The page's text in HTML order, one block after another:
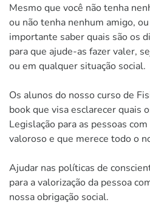
Mesmo que você não tenha
ou não tenha nenhum amigo,
importante saber quais são os
para que ajude-as fazer valer,
ou em qualquer situação social.
Os alunos do nosso curso de
book que visa esclarecer quais
Legislação para as pessoas
valoroso e que merece todo o
Ajudar nas políticas de
para a valorização da pessoa
nossa obrigação social.